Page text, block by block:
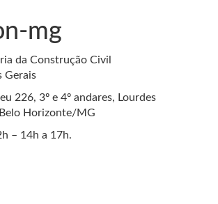
mg
da Construção Civil
Gerais
226, 3º e 4º andares, Lourdes
Horizonte/MG
– 14h a 17h.